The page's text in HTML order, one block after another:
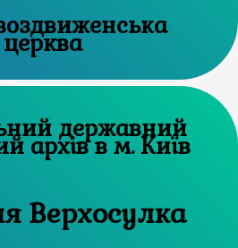
церква
державний
архів в м. Київ
Верхосулка